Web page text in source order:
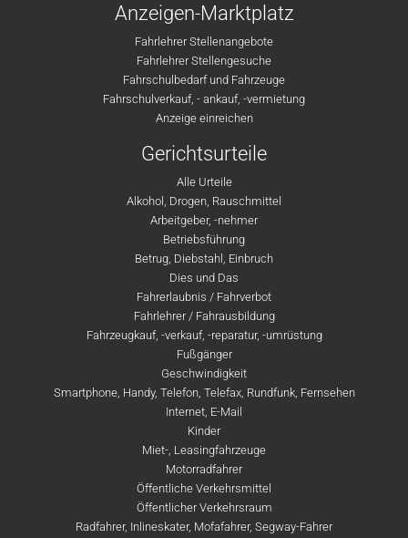
Anzeigen-Marktplatz
Fahrlehrer Stellenangebote
Fahrlehrer Stellengesuche
Fahrschulbedarf und Fahrzeuge
Fahrschulverkauf, - ankauf, -vermietung
Anzeige einreichen
Gerichtsurteile
Alle Urteile
Alkohol, Drogen, Rauschmittel
Arbeitgeber, -nehmer
Betriebsführung
Betrug, Diebstahl, Einbruch
Dies und Das
Fahrerlaubnis / Fahrverbot
Fahrlehrer / Fahrausbildung
Fahrzeugkauf, -verkauf, -reparatur, -umrüstung
Fußgänger
Geschwindigkeit
Smartphone, Handy, Telefon, Telefax, Rundfunk, Fernsehen
Internet, E-Mail
Kinder
Miet-, Leasingfahrzeuge
Motorradfahrer
Öffentliche Verkehrsmittel
Öffentlicher Verkehrsraum
Radfahrer, Inlineskater, Mofafahrer, Segway-Fahrer